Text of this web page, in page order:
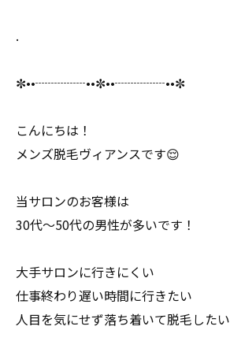
.
✼••┈┈┈┈••✼••┈┈┈┈••✼
こんにちは！
メンズ脱毛ヴィアンスです😌
当サロンのお客様は
30代〜50代の男性が多いです！
大手サロンに行きにくい
仕事終わり遅い時間に行きたい
人目を気にせず落ち着いて脱毛したい